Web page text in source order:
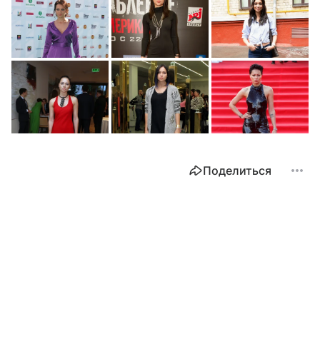
Поделиться